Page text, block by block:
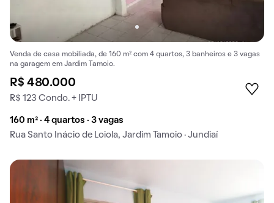
Venda de casa mobiliada, de 160 m² com 4 quartos, 3 banheiros e 3 vagas
na garagem em Jardim Tamoio.
R$ 480.000
R$ 123 Condo. + IPTU
160 m² · 4 quartos · 3 vagas
Rua Santo Inácio de Loiola, Jardim Tamoio · Jundiaí